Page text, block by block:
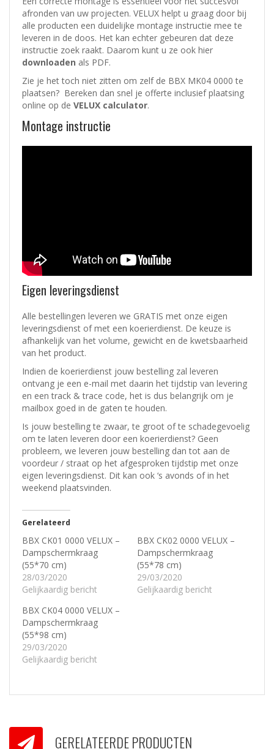
afronden van uw projecten. VELUX helpt u graag door bij
alle producten een duidelijke montage instructie mee te
leveren in de doos. Het kan echter gebeuren dat deze
instructie zoek raakt. Daarom kunt u ze ook hier
downloaden als PDF.
Zie je het toch niet zitten om zelf de BBX MK04 0000 te
plaatsen? Bereken dan snel je offerte inclusief plaatsing
online op de VELUX calculator.
Montage instructie
Eigen leveringsdienst
Alle bestellingen leveren we GRATIS met onze eigen
leveringsdienst of met een koerierdienst. De keuze is
afhankelijk van het volume, gewicht en de kwetsbaarheid
van het product.
Indien de koerierdienst jouw bestelling zal leveren
ontvang je een e-mail met daarin het tijdstip van levering
en een track & trace code, het is dus belangrijk om je
mailbox goed in de gaten te houden.
Is jouw bestelling te zwaar, te groot of te schadegevoelig
om te laten leveren door een koerierdienst? Geen
probleem, we leveren jouw bestelling dan tot aan de
voordeur / straat op het afgesproken tijdstip met onze
eigen leveringsdienst. Dit kan ook ‘s avonds of in het
weekend plaatsvinden.
Gerelateerd
BBX CK01 0000 VELUX –
Dampschermkraag
(55*70 cm)
28/03/2020
Gelijkaardig bericht
BBX CK02 0000 VELUX –
Dampschermkraag
(55*78 cm)
29/03/2020
Gelijkaardig bericht
BBX CK04 0000 VELUX –
Dampschermkraag
(55*98 cm)
29/03/2020
Gelijkaardig bericht
GERELATEERDE PRODUCTEN